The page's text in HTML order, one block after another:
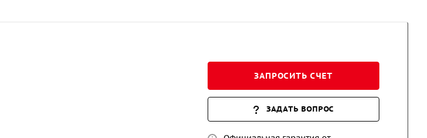
ЗАПРОСИТЬ СЧЕТ
ЗАДАТЬ ВОПРОС